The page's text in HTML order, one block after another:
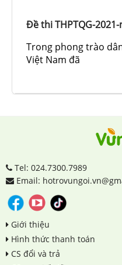
Đề thi THPTQG-
Trong phong trào
Việt Nam đã
Tel: 024.7300.7989
Email:
Giới thiệu
Hình thức thanh toán
CS đổi và trả